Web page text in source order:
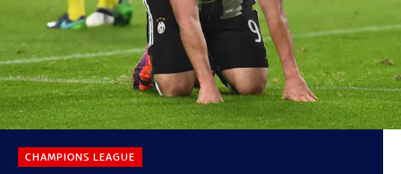
CHAMPIONS LEAGUE